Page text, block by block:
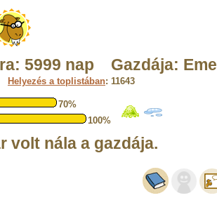
5999 nap Gazdája:
Helyezés a toplistában: 11643
70%
100%
volt nála a gazdája.